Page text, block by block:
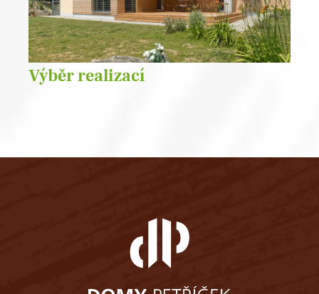
Výběr realizací